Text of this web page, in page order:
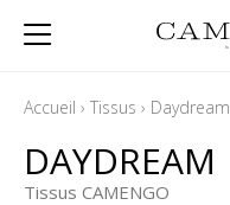
Accueil › Tissus › Daydream
DAYDREAM
Tissus CAMENGO